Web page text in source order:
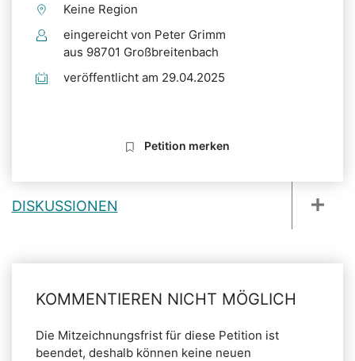
Keine Region
eingereicht von Peter Grimm
aus 98701 Großbreitenbach
veröffentlicht am 29.04.2025
Petition merken
DISKUSSIONEN
KOMMENTIEREN NICHT MÖGLICH
Die Mitzeichnungsfrist für diese Petition ist
beendet, deshalb können keine neuen